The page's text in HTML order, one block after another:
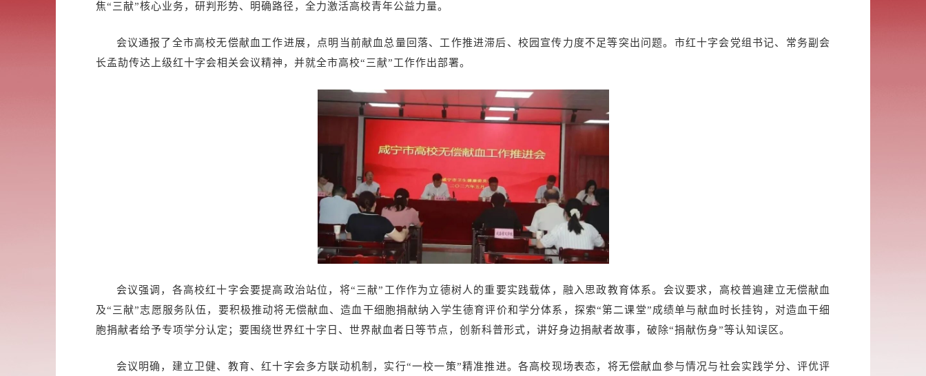
焦“三献”核心业务，研判形势、明确路径，全力激活高校青年公益力量。
会议通报了全市高校无偿献血工作进展，点明当前献血总量回落、工作推进滞后、校园宣传力度不足等突出问题。市红十字会党组书记、常务副会
长孟劼传达上级红十字会相关会议精神，并就全市高校“三献”工作作出部署。
会议强调，各高校红十字会要提高政治站位，将“三献”工作作为立德树人的重要实践载体，融入思政教育体系。会议要求，高校普遍建立无偿献血
及“三献”志愿服务队伍，要积极推动将无偿献血、造血干细胞捐献纳入学生德育评价和学分体系，探索“第二课堂”成绩单与献血时长挂钩，对造血干细
胞捐献者给予专项学分认定；要围绕世界红十字日、世界献血者日等节点，创新科普形式，讲好身边捐献者故事，破除“捐献伤身”等认知误区。
会议明确，建立卫健、教育、红十字会多方联动机制，实行“一校一策”精准推进。各高校现场表态，将无偿献血参与情况与社会实践学分、评优评